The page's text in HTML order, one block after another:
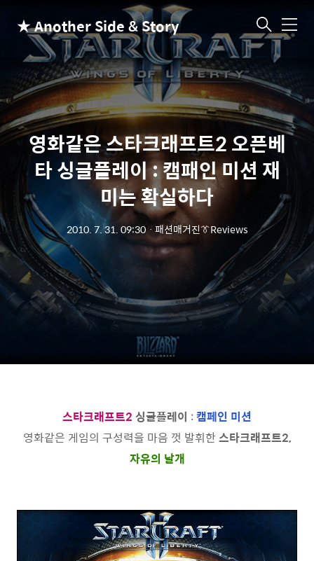
★ Another Side & Story 메
뉴
영화같은 스타크래프트2 오픈베
타 싱글플레이 : 캠패인 미션 재
미는 확실하다
2010. 7. 31. 09:30ㆍ 패션매거진👔Reviews
스타크래프트2 싱글플레이 :캠페인 미션
영화같은 게임의 구성력을 마음 껏 발휘한 스타크래프트2,
자유의 날개